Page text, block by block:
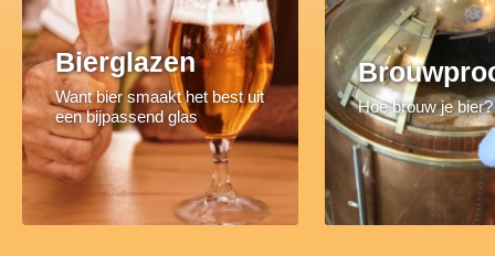
Bierglazen
Want bier smaakt het best uit
een bijpassend glas
Hoe brouw je bier?